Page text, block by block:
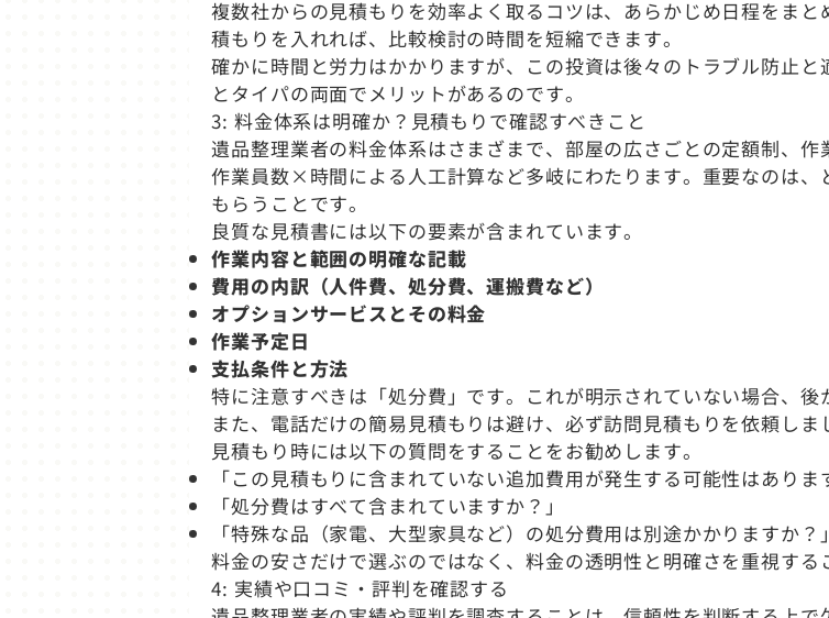
複数社からの見積もりを効率よく取るコツは、あらかじめ日程をま
積もりを入れれば、比較検討の時間を短縮できます。
確かに時間と労力はかかりますが、この投資は後々のトラブル防止
とタイパの両面でメリットがあるのです。
3: 料金体系は明確か？見積もりで確認すべきこと
遺品整理業者の料金体系はさまざまで、部屋の広さごとの定額制、作
作業員数×時間による人工計算など多岐にわたります。重要なのは
もらうことです。
良質な見積書には以下の要素が含まれています。
作業内容と範囲の明確な記載
費用の内訳（人件費、処分費、運搬費など）
オプションサービスとその料金
作業予定日
支払条件と方法
特に注意すべきは「処分費」です。これが明示されていない場合、後
また、電話だけの簡易見積もりは避け、必ず訪問見積もりを依頼しま
見積もり時には以下の質問をすることをお勧めします。
「この見積もりに含まれていない追加費用が発生する可能性はありま
「処分費はすべて含まれていますか？」
「特殊な品（家電、大型家具など）の処分費用は別途かかりますか？」
料金の安さだけで選ぶのではなく、料金の透明性と明確さを重視する
4: 実績や口コミ・評判を確認する